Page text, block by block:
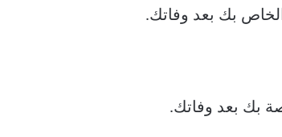
تحمل جهة الاتصال الوارثة تفاصيل الشخص الذي يمكنه الوصول إلى البيانات الموجودة على جهاز iPhone الخاص بك بعد وفاتك.